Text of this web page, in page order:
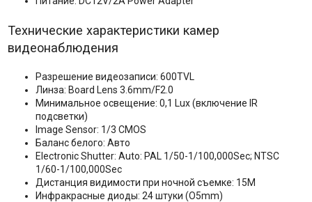
Технические характеристики камер
видеонаблюдения
Разрешение видеозаписи: 600TVL
Линза: Board Lens 3.6mm/F2.0
Минимальное освещение: 0,1 Lux (включение IR
подсветки)
Image Sensor: 1/3 CMOS
Баланс белого: Авто
Electronic Shutter: Auto: PAL 1/50-1/100,000Sec; NTSC
1/60-1/100,000Sec
Дистанция видимости при ночной съемке: 15M
Инфракрасные диоды: 24 штуки (O5mm)